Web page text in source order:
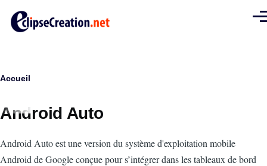
Fil
d'Ariane
Accueil
Android Auto
Intro
Android Auto est une version du système d'exploitation mobile
Android de Google conçue pour s’intégrer dans les tableaux de bord